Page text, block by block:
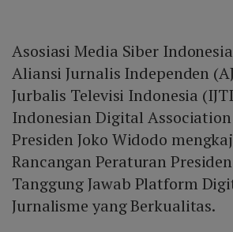
Asosiasi Media Siber
Aliansi Jurnalis Independen
Jurbalis Televisi Indonesia
Indonesian Digital
Presiden Joko Widodo
Rancangan Peraturan
Tanggung Jawab Platform
Jurnalisme yang Berkualitas.